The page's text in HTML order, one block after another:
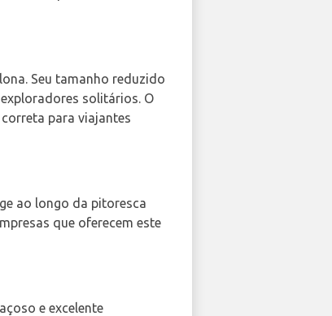
Seu tamanho reduzido
solitários. O
para viajantes
ao longo da pitoresca
que oferecem este
e excelente